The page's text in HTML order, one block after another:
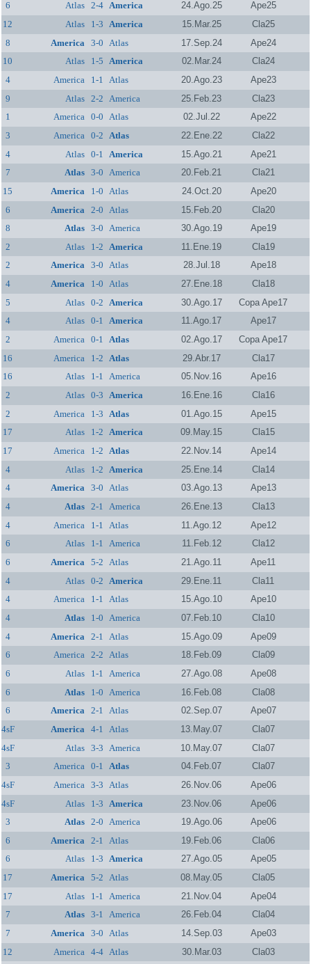
6
Atlas 2-4 America 24.Ago.25
Ape25
12
Atlas 1-3 America 15.Mar.25
Cla25
8
America 3-0 Atlas 17.Sep.24
Ape24
10
Atlas 1-5 America 02.Mar.24
Cla24
4
America 1-1 Atlas 20.Ago.23
Ape23
9
Atlas 2-2 America 25.Feb.23
Cla23
1
America 0-0 Atlas 02.Jul.22
Ape22
3
America 0-2 Atlas 22.Ene.22
Cla22
4
Atlas 0-1 America 15.Ago.21
Ape21
7
Atlas 3-0 America 20.Feb.21
Cla21
15
America 1-0 Atlas 24.Oct.20
Ape20
6
America 2-0 Atlas 15.Feb.20
Cla20
8
Atlas 3-0 America 30.Ago.19
Ape19
2
Atlas 1-2 America 11.Ene.19
Cla19
2
America 3-0 Atlas 28.Jul.18
Ape18
4
America 1-0 Atlas 27.Ene.18
Cla18
5
Atlas 0-2 America 30.Ago.17
Copa Ape17
4
Atlas 0-1 America 11.Ago.17
Ape17
2
America 0-1 Atlas 02.Ago.17
Copa Ape17
16
America 1-2 Atlas 29.Abr.17
Cla17
16
Atlas 1-1 America 05.Nov.16
Ape16
2
Atlas 0-3 America 16.Ene.16
Cla16
2
America 1-3 Atlas 01.Ago.15
Ape15
17
Atlas 1-2 America 09.May.15
Cla15
17
America 1-2 Atlas 22.Nov.14
Ape14
4
Atlas 1-2 America 25.Ene.14
Cla14
4
America 3-0 Atlas 03.Ago.13
Ape13
4
Atlas 2-1 America 26.Ene.13
Cla13
4
America 1-1 Atlas 11.Ago.12
Ape12
6
Atlas 1-1 America 11.Feb.12
Cla12
6
America 5-2 Atlas 21.Ago.11
Ape11
4
Atlas 0-2 America 29.Ene.11
Cla11
4
America 1-1 Atlas 15.Ago.10
Ape10
4
Atlas 1-0 America 07.Feb.10
Cla10
4
America 2-1 Atlas 15.Ago.09
Ape09
6
America 2-2 Atlas 18.Feb.09
Cla09
6
Atlas 1-1 America 27.Ago.08
Ape08
6
Atlas 1-0 America 16.Feb.08
Cla08
6
America 2-1 Atlas 02.Sep.07
Ape07
4sF
America 4-1 Atlas 13.May.07
Cla07
4sF
Atlas 3-3 America 10.May.07
Cla07
3
America 0-1 Atlas 04.Feb.07
Cla07
4sF
America 3-3 Atlas 26.Nov.06
Ape06
4sF
Atlas 1-3 America 23.Nov.06
Ape06
3
Atlas 2-0 America 19.Ago.06
Ape06
6
America 2-1 Atlas 19.Feb.06
Cla06
6
Atlas 1-3 America 27.Ago.05
Ape05
17
America 5-2 Atlas 08.May.05
Cla05
17
Atlas 1-1 America 21.Nov.04
Ape04
7
Atlas 3-1 America 26.Feb.04
Cla04
7
America 3-0 Atlas 14.Sep.03
Ape03
12
America 4-4 Atlas 30.Mar.03
Cla03